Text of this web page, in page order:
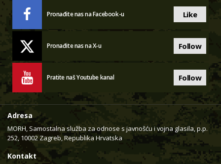
Pronađite nas na Facebook-u Like
Pronađite nas na X-u Follow
Pratite naš Youtube kanal Follow
Adresa
MORH, Samostalna služba za odnose s javnošću i vojna glasila, p.p.
252, 10002 Zagreb, Republika Hrvatska
Kontakt